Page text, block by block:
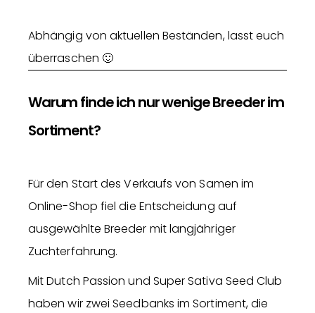
Abhängig von aktuellen Beständen, lasst euch
überraschen 🙂
Warum finde ich nur wenige Breeder im
Sortiment?
Für den Start des Verkaufs von Samen im
Online-Shop fiel die Entscheidung auf
ausgewählte Breeder mit langjähriger
Zuchterfahrung.
Mit Dutch Passion und Super Sativa Seed Club
haben wir zwei Seedbanks im Sortiment, die